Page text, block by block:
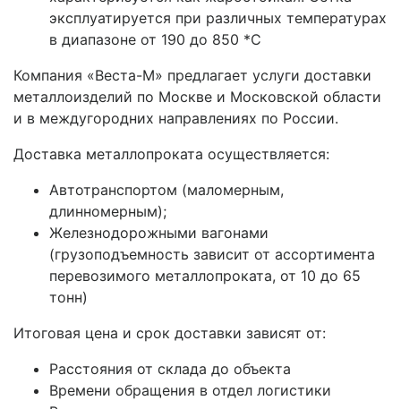
эксплуатируется при различных температурах
в диапазоне от 190 до 850 *С
Компания «Веста-М» предлагает услуги доставки
металлоизделий по Москве и Московской области
и в междугородних направлениях по России.
Доставка металлопроката осуществляется:
Автотранспортом (маломерным,
длинномерным);
Железнодорожными вагонами
(грузоподъемность зависит от ассортимента
перевозимого металлопроката, от 10 до 65
тонн)
Итоговая цена и срок доставки зависят от:
Расстояния от склада до объекта
Времени обращения в отдел логистики